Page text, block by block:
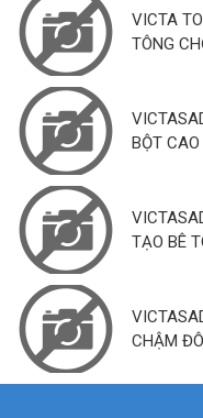
VICTA
TÔNG
BỘT
TẠO BÊ
CHẬM